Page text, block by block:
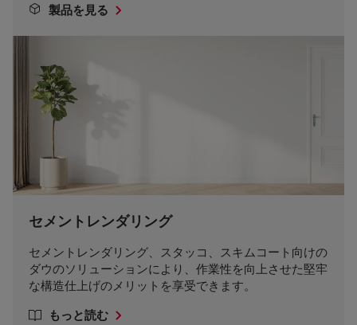
製品を見る
セメントレンダリング
セメントレンダリング、スタッコ、スキムコート向けの
ダウのソリューションにより、作業性を向上させた堅牢
な構造仕上げのメリットを享受できます。
もっと読む